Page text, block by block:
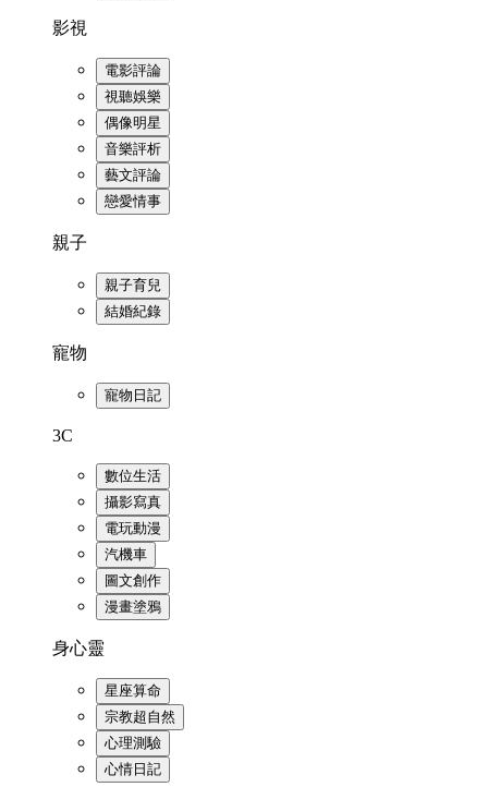
影視
電影評論
視聽娛樂
偶像明星
音樂評析
藝文評論
戀愛情事
親子
親子育兒
結婚紀錄
寵物
寵物日記
3C
數位生活
攝影寫真
電玩動漫
汽機車
圖文創作
漫畫塗鴉
身心靈
星座算命
宗教超自然
心理測驗
心情日記